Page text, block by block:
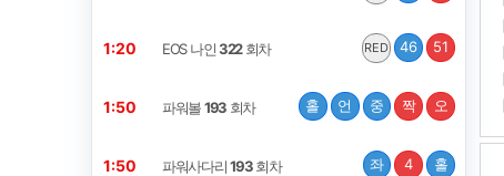
1:20 EOS 나인322회차 RED 46 51
1:50 파워볼193회차 홀 언 중 짝 오
1:50 파워사다리193회차 좌 4 홀